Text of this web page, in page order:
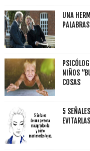
UNA
NIÑOS
COSAS
5
EVITARLAS